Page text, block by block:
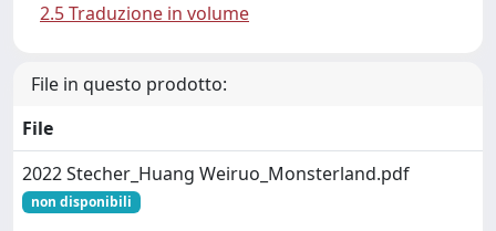
2.5 Traduzione in volume
File in questo prodotto:
File
2022 Stecher_Huang Weiruo_Monsterland.pdf
non disponibili